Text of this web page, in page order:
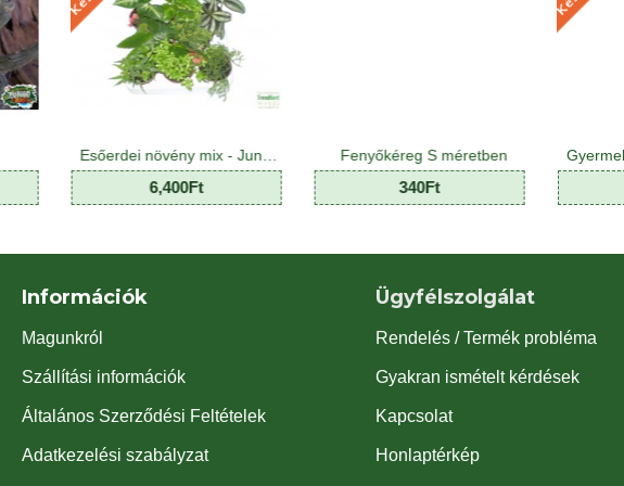
Esőerdei növény mix - Jungle Plant Mix (8 O) Fenyőkéreg S méretben Gyermekeknek növény Mix - Kids plant Mix (8 O)
Információk
Magunkról
Szállítási információk
Általános Szerződési Feltételek
Adatkezelési szabályzat
Ügyfélszolgálat
Rendelés / Termék probléma
Gyakran ismételt kérdések
Kapcsolat
Honlaptérkép